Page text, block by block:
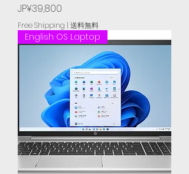
Price
JP¥39,800
Free Shipping | 送料無料
English OS Laptop